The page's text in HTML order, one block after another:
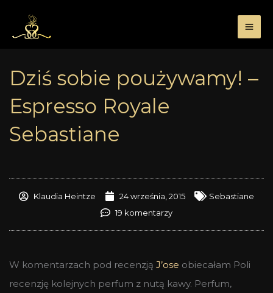
treści
Dziś sobie poużywamy! –
Espresso Royale
Sebastiane
Klaudia Heintze 24 września, 2015
Sebastiane
19 komentarzy
W komentarzach pod recenzją J’ose obiecałam Poli
recenzję kolejnych perfum z nutą kawy. Perfum,